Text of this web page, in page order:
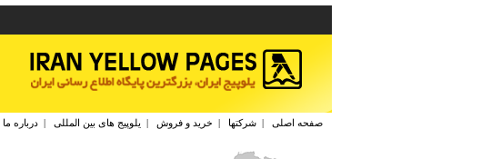
صفحه اصلی شرکتها خرید و فروش یلوپیج های بین المللی درباره ما